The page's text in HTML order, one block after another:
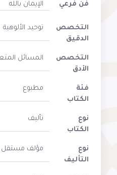
فن فرعي الإيمان بالله
التخصص
الدقيق
توحيد الألوهية
التخصص
الأدق
المسائل
فئة
الكتاب
مطبوع
نوع
الكتاب
تأليف
نوع
التأليف
مؤلف مستقل